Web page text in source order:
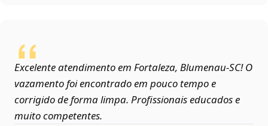
Excelente atendimento em Fortaleza, Blumenau‑SC! O
vazamento foi encontrado em pouco tempo e
corrigido de forma limpa. Profissionais educados e
muito competentes.